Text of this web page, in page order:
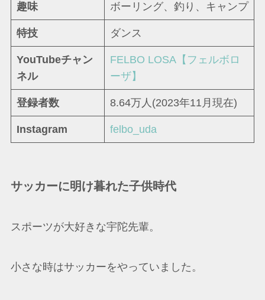
趣味 ボーリング、釣り、キャンプ
特技 ダンス
YouTubeチャン
ネル
FELBO LOSA【フェルボロ
ーザ】
登録者数 8.64万人(2023年11月現在)
Instagram felbo_uda
サッカーに明け暮れた子供時代
スポーツが大好きな宇陀先輩。
小さな時はサッカーをやっていました。